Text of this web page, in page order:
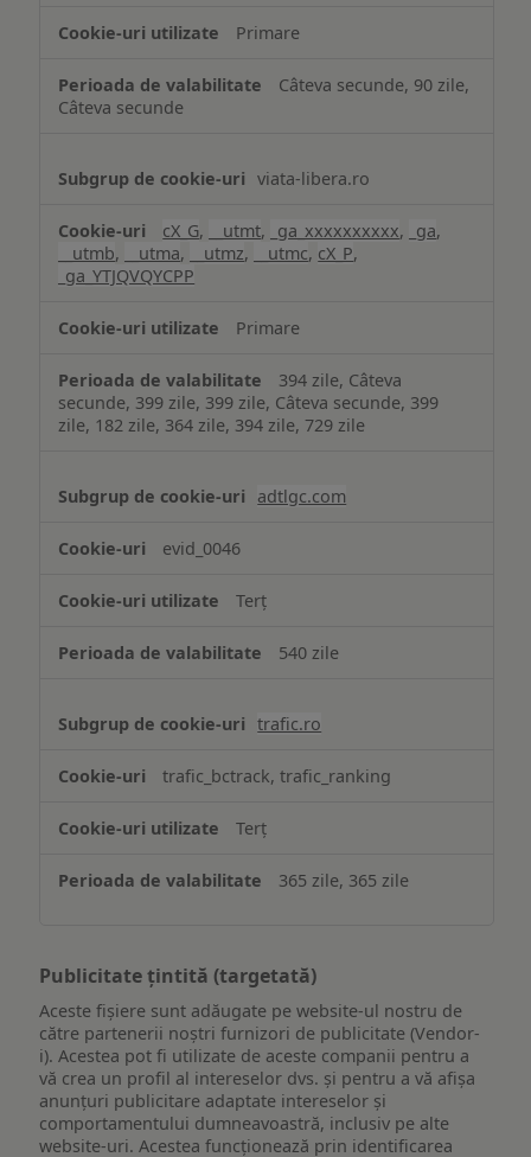
Primare
Câteva secunde, 90 zile,
Câteva secunde
viata-libera.ro
cX_G, __utmt, _ga_xxxxxxxxxx, _ga,
__utmb, __utma, __utmz, __utmc, cX_P,
_ga_YTJQVQYCPP
Primare
394 zile, Câteva
secunde, 399 zile, 399 zile, Câteva secunde, 399
zile, 182 zile, 364 zile, 394 zile, 729 zile
adtlgc.com
evid_0046
Terț
540 zile
trafic.ro
trafic_bctrack, trafic_ranking
Terț
365 zile, 365 zile
Publicitate țintită (targetată)
Aceste fișiere sunt adăugate pe website-ul nostru de
către partenerii noștri furnizori de publicitate (Vendor-
i). Acestea pot fi utilizate de aceste companii pentru a
vă crea un profil al intereselor dvs. și pentru a vă afișa
anunțuri publicitare adaptate intereselor și
comportamentului dumneavoastră, inclusiv pe alte
website-uri. Acestea funcționează prin identificarea